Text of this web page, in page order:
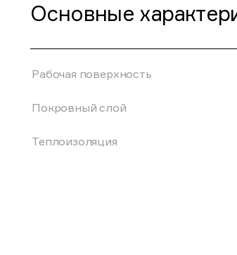
Основные
Рабочая поверхность
Покровный слой
Теплоизоляция